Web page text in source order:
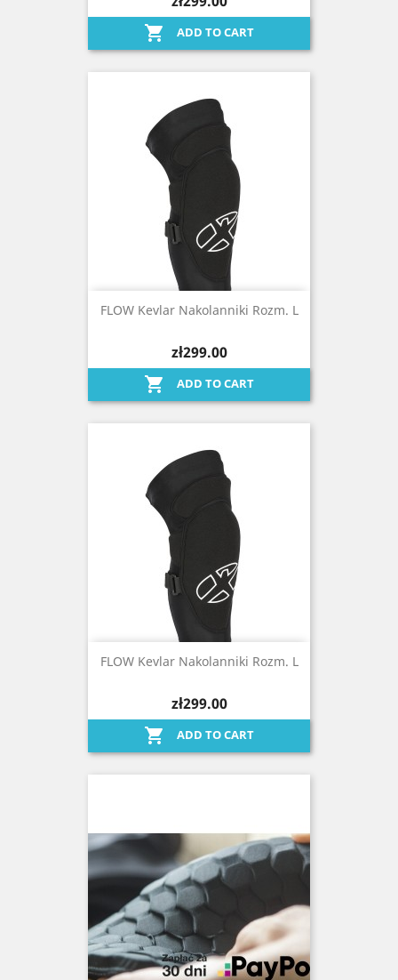
 ADD TO CART
FLOW Kevlar Nakolanniki Rozm. L
zł299.00
 ADD TO CART
FLOW Kevlar Nakolanniki Rozm. L
zł299.00
 ADD TO CART